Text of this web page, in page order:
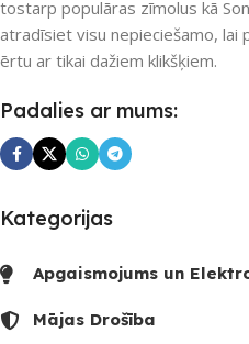
tostarp populāras zīmolus kā
atradīsiet visu nepieciešamo, lai
ērtu ar tikai dažiem klikšķiem.
Padalies ar mums:
Kategorijas
Apgaismojums un
Mājas Drošība